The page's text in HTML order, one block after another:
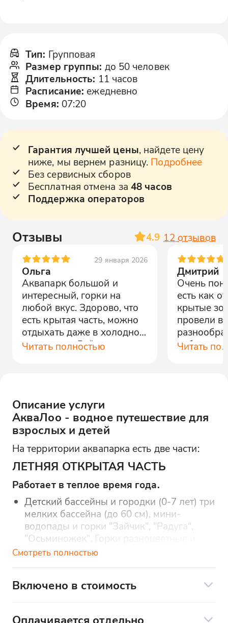
Тип: Групповая
Размер группы: до 50 человек
Длительность: 11 часов
Расписание: ежедневно
Время: 07:20
Гарантия лучшей цены, найдете цену
ниже, мы вернем разницу. Подробнее
Без сервисных сборов
Бесплатная отмена за 48 часов
Поддержка операторов
Отзывы 4.9 12 отзывов
29 января 2026
Ольга
Аквапарк большой и
интересный, горки на
любой вкус. Здорово, что
есть крытая часть, можно
отдыхать даже в холодное
время года. Всё
Читать полностью
Дмитрий
Очень
есть как
крытые
провели
работает
Читать
Описание услуги
АкваЛоо - водное путешествие для
взрослых и детей
На территории аквапарка есть две части:
ЛЕТНЯЯ ОТКРЫТАЯ ЧАСТЬ
Работает в теплое время года.
Детский бассейны и городки (0-7 лет) три
мелких бассейна (до 60 см), мини-
водопады и горки "Зайчик", "Радуга",
"Осьминожек". Горки разноцветные и
яркие, украшены ветряками, барабанами,
Смотреть полностью
Включено в стоимость
Билет в аквапарк (не включает обед)
Оплачивается отдельно